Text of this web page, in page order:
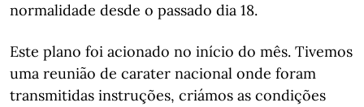
normalidade desde o passado dia 18.
Este plano foi acionado no início do mês. Tivemos
uma reunião de carater nacional onde foram
transmitidas instruções, criámos as condições